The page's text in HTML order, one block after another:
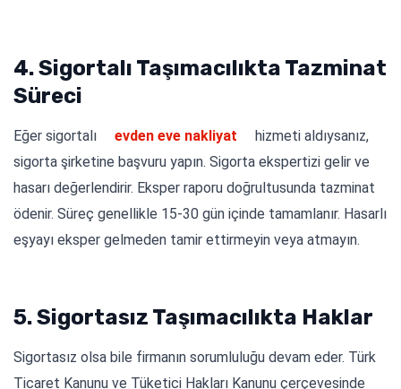
4. Sigortalı Taşımacılıkta Tazminat
Süreci
Eğer sigortalı evden eve nakliyat
hizmeti aldıysanız,
sigorta şirketine başvuru yapın. Sigorta ekspertizi gelir ve
hasarı değerlendirir. Eksper raporu doğrultusunda tazminat
ödenir. Süreç genellikle 15-30 gün içinde tamamlanır. Hasarlı
eşyayı eksper gelmeden tamir ettirmeyin veya atmayın.
5. Sigortasız Taşımacılıkta Haklar
Sigortasız olsa bile firmanın sorumluluğu devam eder. Türk
Ticaret Kanunu ve Tüketici Hakları Kanunu çerçevesinde